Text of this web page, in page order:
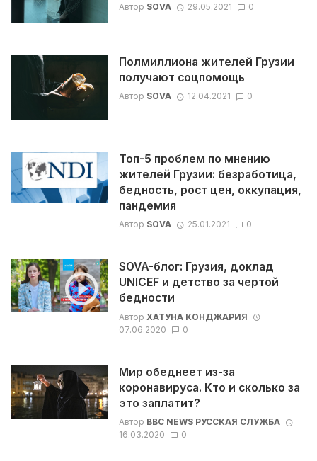
Автор SOVA 29.05.2021 0
Полмиллиона жителей Грузии
получают соцпомощь
Автор SOVA 12.04.2021 0
Топ-5 проблем по мнению
жителей Грузии: безработица,
бедность, рост цен, оккупация,
пандемия
Автор SOVA 25.01.2021 0
SOVA-блог: Грузия, доклад
UNICEF и детство за чертой
бедности
Автор ХАТУНА КОНДЖАРИЯ
07.06.2020
0
Мир обеднеет из-за
коронавируса. Кто и сколько за
это заплатит?
Автор BBC NEWS РУССКАЯ СЛУЖБА
16.03.2020
0